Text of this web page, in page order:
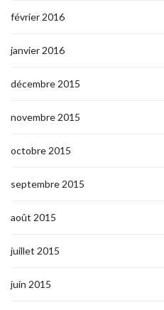
février 2016
janvier 2016
décembre 2015
novembre 2015
octobre 2015
septembre 2015
août 2015
juillet 2015
juin 2015